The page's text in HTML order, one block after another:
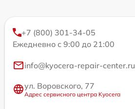
+7 (800) 301-34-05
Ежедневно с 9:00 до 21:00
info@kyocera-repair-center.ru
ул. Воровского, 77
Адрес сервисного центра Kyocera